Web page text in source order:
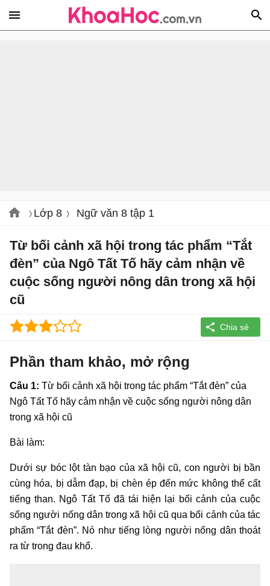
Lớp 8 Ngữ văn 8 tập 1
Từ bối cảnh xã hội trong tác phẩm “Tắt
đèn” của Ngô Tất Tố hãy cảm nhận về
cuộc sống người nông dân trong xã hội
cũ
Phần tham khảo, mở rộng
Câu 1: Từ bối cảnh xã hội trong tác phẩm “Tắt đèn” của
Ngô Tất Tố hãy cảm nhận về cuộc sống người nông dân
trong xã hội cũ
Bài làm:
Dưới sự bóc lột tàn bạo của xã hội cũ, con người bị bần
cùng hóa, bị dẫm đạp, bị chèn ép đến mức không thể cất
tiếng than. Ngô Tất Tố đã tái hiện lại bối cảnh của cuộc
sống người nống dân trong xã hội cũ qua bối cảnh của tác
phẩm “Tắt đèn”. Nó như tiếng lòng người nống dân thoát
ra từ trong đau khổ.